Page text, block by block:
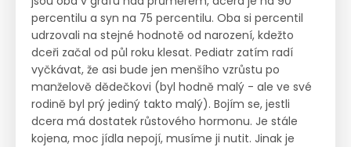
percentilu a syn na 75 percentilu. Oba si percentil
udrzovali na stejné hodnotě od narození, kdežto
dceři začal od půl roku klesat. Pediatr zatím radí
vyčkávat, že asi bude jen menšího vzrůstu po
manželově dědečkovi (byl hodně malý - ale ve své
rodině byl prý jediný takto malý). Bojím se, jestli
dcera má dostatek růstového hormonu. Je stále
kojena, moc jídla nepojí, musíme ji nutit. Jinak je